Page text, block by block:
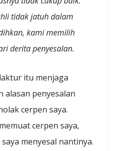
tidak jatuh dalam
kami memilih
derita penyesalan.
itu menjaga
alasan penyesalan
cerpen saya.
cerpen saya,
menyesal nantinya.